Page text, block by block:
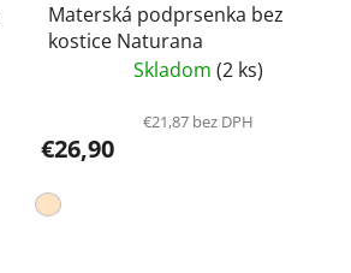
Materská podprsenka bez
kostice Naturana
Skladom (2 ks)
€21,87 bez DPH
€26,90